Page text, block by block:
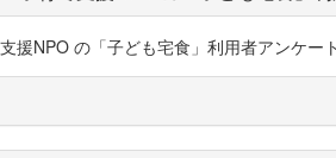
援NPO の「子ども宅食」利用者アンケ